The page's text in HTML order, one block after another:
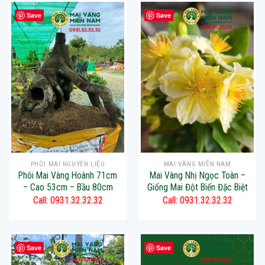
Save
PHÔI MAI NGUYÊN LIỆU
Phôi Mai Vàng Hoành 71cm
– Cao 53cm – Bầu 80cm
Call: 0931.32.32.32
Save
MAI VÀNG MIỀN NAM
Mai Vàng Nhị Ngọc Toàn –
Giống Mai Đột Biến Đặc Biệt
Call: 0931.32.32.32
Save Save